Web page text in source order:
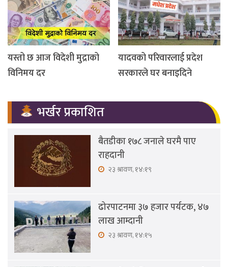
यस्तो छ आज विदेशी मुद्राको
विनिमय दर
यादवको परिवारलाई प्रदेश
सरकारले घर बनाइदिने
भर्खर प्रकाशित
बैतडीका १७८ जनाले घरमै पाए
राहदानी
२३ श्रावण, १४:१९
ढोरपाटनमा ३७ हजार पर्यटक, ४७
लाख आम्दानी
२३ श्रावण, १४:१५